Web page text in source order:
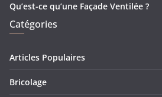
Qu’est-ce qu’une Façade Ventilée ?
Catégories
Articles Populaires
Bricolage